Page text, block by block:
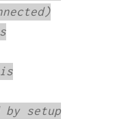
is
by setup